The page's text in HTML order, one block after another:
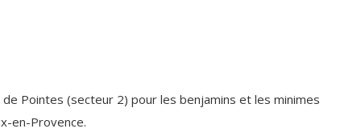
de Pointes (secteur 2) pour les benjamins et les minimes
en-Provence.